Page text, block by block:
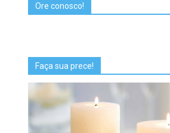
Ore conosco!
Faça sua prece!